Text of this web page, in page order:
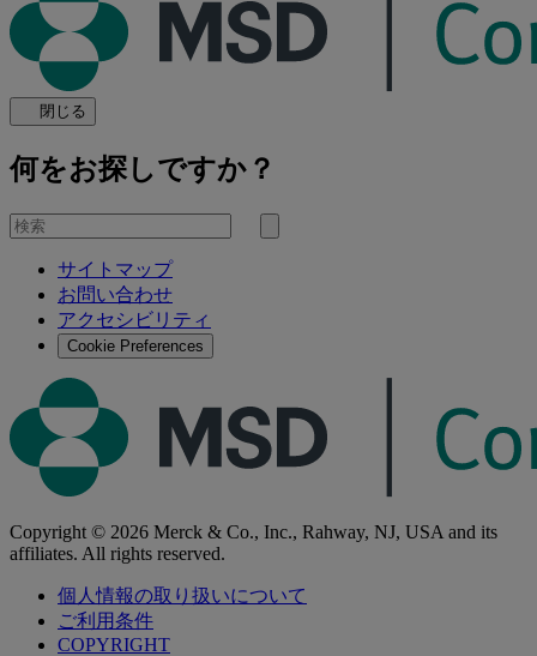
閉じる
何をお探しですか？
を
検
サイトマップ
お問い合わせ
アクセシビリティ
Cookie Preferences
Copyright © 2026 Merck & Co., Inc., Rahway, NJ, USA and its
affiliates. All rights reserved.
個人情報の取り扱いについて
ご利用条件
COPYRIGHT